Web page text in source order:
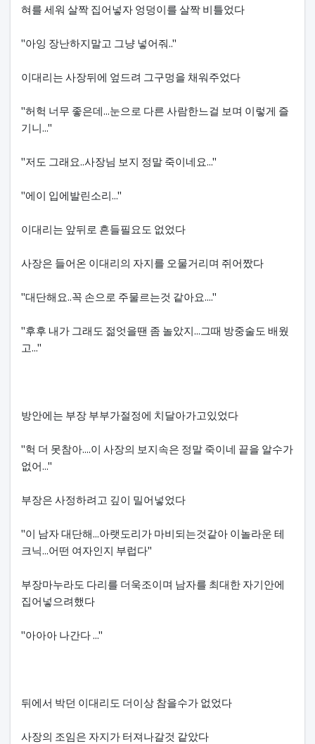
혀를 세워 살짝 집어넣자 엉덩이를 살짝 비틀었다
"아잉 장난하지말고 그냥 넣어줘.."
이대리는 사장뒤에 엎드려 그구멍을 채워주었다
"허헉 너무 좋은데...눈으로 다른 사람한느걸 보며 이렇게 즐
기니..."
"저도 그래요..사장님 보지 정말 죽이네요..."
"에이 입에발린소리..."
이대리는 앞뒤로 흔들필요도 없었다
사장은 들어온 이대리의 자지를 오물거리며 쥐어짰다
"대단해요..꼭 손으로 주물르는것 같아요...."
"후후 내가 그래도 젊엇을땐 좀 놀았지...그때 방중술도 배웠
고..."
방안에는 부장 부부가절정에 치달아가고있었다
"헉 더 못참아....이 사장의 보지속은 정말 죽이네 끝을 알수가
없어..."
부장은 사정하려고 깊이 밀어넣었다
"이 남자 대단해...아랫도리가 마비되는것같아 이놀라운 테
크닉...어떤 여자인지 부럽다"
부장마누라도 다리를 더욱조이며 남자를 최대한 자기안에
집어넣으려했다
"아아아 나간다 ..."
뒤에서 박던 이대리도 더이상 참을수가 없었다
사장의 조임은 자지가 터져나갈것 같았다